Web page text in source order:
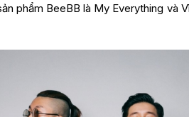
phẩm BeeBB là My Everything và